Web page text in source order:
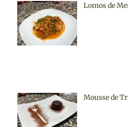
Lomos de
Mousse de